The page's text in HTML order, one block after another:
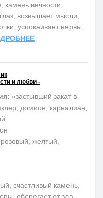
камень вечности,
возвышает мысли,
успокаивает нервы,
и любви -
«застывший закат в
домион, карналиан,
желтый,
счастливый камень,